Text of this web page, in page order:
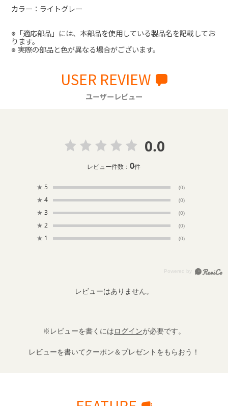
カラー：ライトグレー
※「適応部品」には、本部品を使用している製品名を記載してお
ります。
※ 実際の部品と色が異なる場合がございます。
USER REVIEW
ユーザーレビュー
0.0
レビュー件数：0件
★ 5 (0)
★ 4 (0)
★ 3 (0)
★ 2 (0)
★ 1 (0)
レビューはありません。
※レビューを書くにはログインが必要です。
レビューを書いてクーポン＆プレゼントをもらおう！